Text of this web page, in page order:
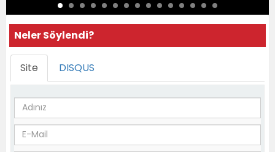
Neler Söylendi?
Site DISQUS